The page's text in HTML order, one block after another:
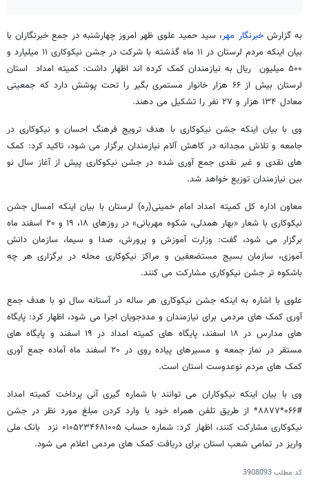
به گزارشخبرنگار مهر، سید حمید علوی ظهر امروز چهارشنبه در جمع خبرنگاران با
بیان اینکه مردم لرستان در ۱۱ ماه گذشته با شرکت در جشن نیکوکاری ۱۱ میلیارد و
۵۰۰ میلیون ریال به نیازمندان کمک کرده اند اظهار داشت: کمیته امداد استان
لرستان بیش از ۶۶ هزار خانوار مستمری بگیر را تحت پوشش دارد که جمعیتی
معادل ۱۳۴ هزار و ۲۷ نفر را تشکیل می دهند.
وی با بیان اینکه جشن نیکوکاری با هدف ترویج فرهنگ احسان و نیکوکاری در
جامعه و تلاش مجدانه در کاهش آلام نیازمندان برگزار می شود، تاکید کرد: کمک
های نقدی و غیر نقدی جمع آوری شده در جشن نیکوکاری پیش از آغاز سال نو
بین نیازمندان توزیع خواهد شد.
معاون اداره کل کمیته امداد امام خمینی(ره) لرستان با بیان اینکه امسال جشن
نیکوکاری با شعار «بهار همدلی، شکوه مهربانی» در روزهای ۱۸، ۱۹ و ۲۰ اسفند ماه
برگزار می شود، گفت: وزارت آموزش و پرورش، صدا و سیما، سازمان دانش
آموزی، سازمان بسیج مستضعفین و مراکز نیکوکاری محله در برگزاری هر چه
باشکوه تر جشن نیکوکاری مشارکت می کنند.
علوی با اشاره به اینکه جشن نیکوکاری هر ساله در آستانه سال نو با هدف جمع
آوری کمک های مردمی برای نیازمندان و مددجویان اجرا می شود، اظهار کرد: پایگاه
های مدارس در ۱۸ اسفند، پایگاه های کمیته امداد در ۱۹ اسفند و پایگاه های
مستقر در نماز جمعه و مسیرهای پیاده روی در ۲۰ اسفند ماه آماده جمع آوری
کمک های مردم نوعدوست استان است.
وی با بیان اینکه نیکوکاران می توانند با شماره گیری آنی پرداخت کمیته امداد
#۰۶۶*۸۸۷۷* از طریق تلفن همراه خود با وارد کردن مبلغ مورد نظر در جشن
نیکوکاری مشارکت کنند، اظهار کرد: شماره حساب ۰۱۰۵۲۳۴۶۸۱۰۰۵ نزد بانک ملی
واریز در تمامی شعب استان برای دریافت کمک های مردمی اعلام می شود.
کد مطلب3908093